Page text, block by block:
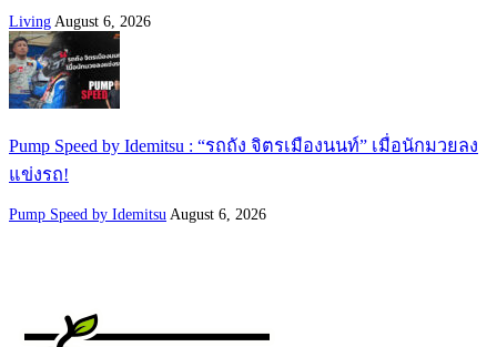
Living August 6, 2026
Pump Speed by Idemitsu : “รถถัง จิตรเมืองนนท์” เมื่อนักมวยลง
แข่งรถ!
Pump Speed by Idemitsu August 6, 2026